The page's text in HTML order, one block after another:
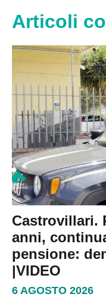
Articoli
Castrovillari.
anni,
pensione:
|VIDEO
6 AGOSTO 2026